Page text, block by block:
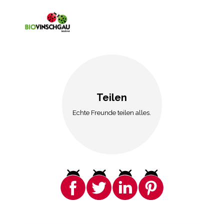
Teilen
Echte Freunde teilen alles.